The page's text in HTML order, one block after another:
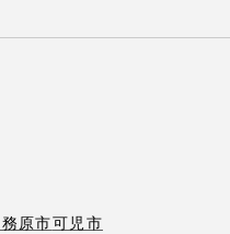
原市可児市